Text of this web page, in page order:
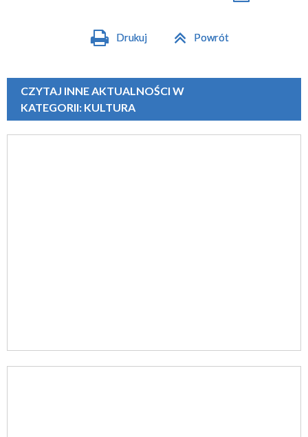
Drukuj Powrót
CZYTAJ INNE AKTUALNOŚCI W
KATEGORII: KULTURA